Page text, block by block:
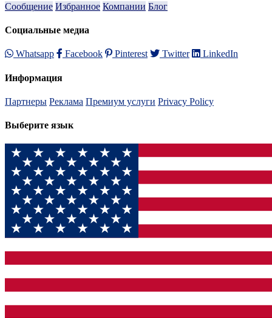
Сообщение Избранное Компании Блог
Социальные медиа
Whatsapp Facebook Pinterest Twitter LinkedIn
Информация
Партнеры Реклама Премиум услуги Privacy Policy
Выберите язык